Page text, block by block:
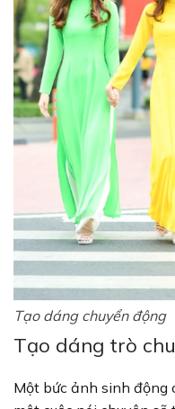
Tạo dáng chuyển động
Tạo dáng trò
Một bức ảnh sinh động